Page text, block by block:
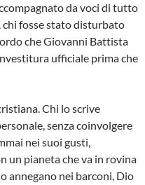
da voci di tutto
fosse stato disturbato
che Giovanni Battista
ufficiale prima che
Chi lo scrive
senza coinvolgere
nei suoi gusti,
un pianeta che va in rovina
annegano nei barconi, Dio